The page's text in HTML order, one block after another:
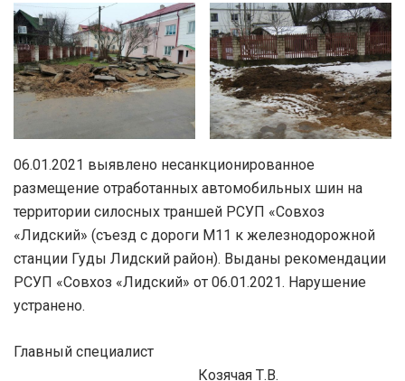
06.01.2021 выявлено несанкционированное
размещение отработанных автомобильных шин на
территории силосных траншей РСУП «Совхоз
«Лидский» (съезд с дороги М11 к железнодорожной
станции Гуды Лидский район). Выданы рекомендации
РСУП «Совхоз «Лидский» от 06.01.2021. Нарушение
устранено.
Главный специалист
Козячая Т.В.